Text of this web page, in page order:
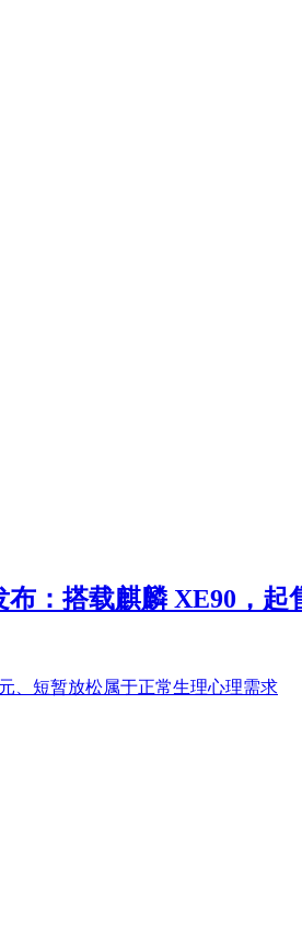
：搭载麒麟 XE90，起